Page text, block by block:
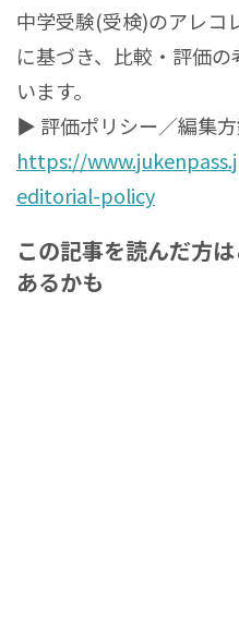
中学受験(受検)のアレコ
に基づき、比較・評価
います。
▶ 評価ポリシー／編集方
https://
editorial-policy
この記事を読んだ方
あるかも